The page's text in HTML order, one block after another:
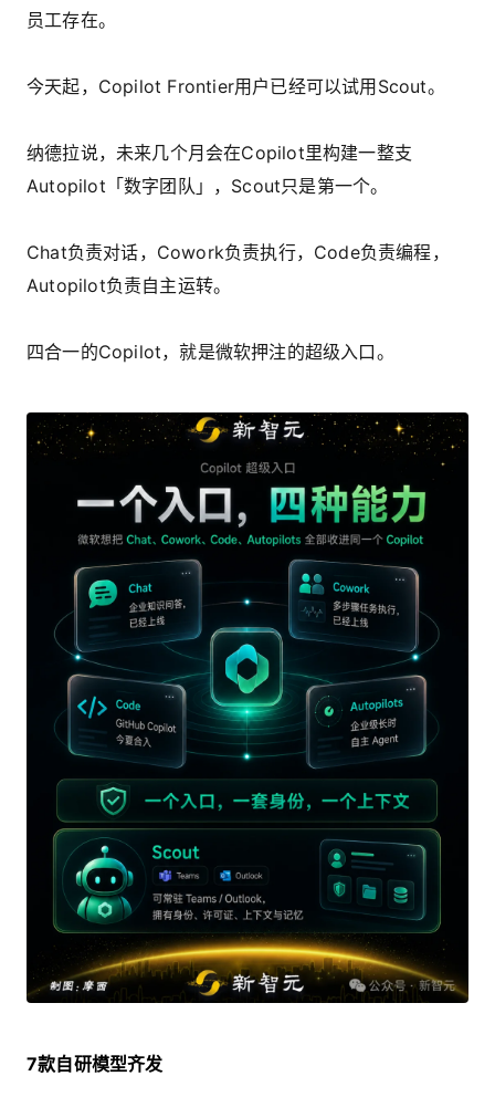
员工存在。
今天起，Copilot Frontier用户已经可以试用Scout。
纳德拉说，未来几个月会在Copilot里构建一整支
Autopilot「数字团队」，Scout只是第一个。
Chat负责对话，Cowork负责执行，Code负责编程，
Autopilot负责自主运转。
四合一的Copilot，就是微软押注的超级入口。
7款自研模型齐发